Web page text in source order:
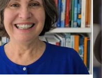
em breve aqui e nas